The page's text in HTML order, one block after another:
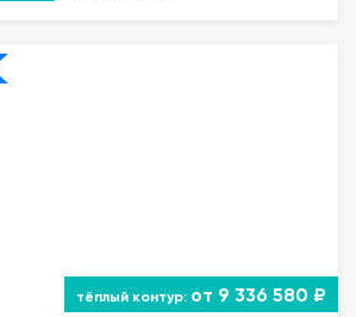
от 9 336 580 ₽